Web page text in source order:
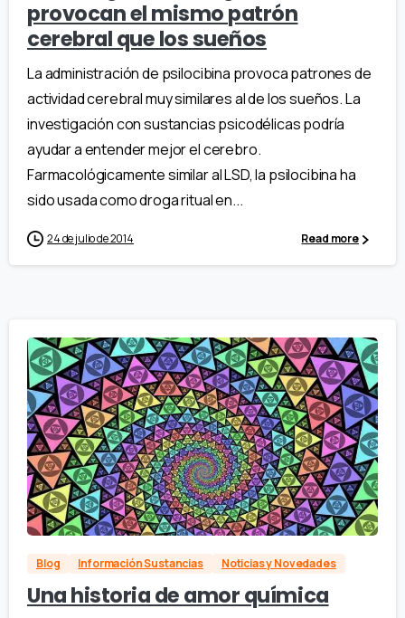
provocan el mismo patrón
cerebral que los sueños
La administración de psilocibina provoca patrones de
actividad cerebral muy similares al de los sueños. La
investigación con sustancias psicodélicas podría
ayudar a entender mejor el cerebro.
Farmacológicamente similar al LSD, la psilocibina ha
sido usada como droga ritual en...
24 de julio de 2014 Read more
Blog Información Sustancias Noticias y Novedades
Una historia de amor química